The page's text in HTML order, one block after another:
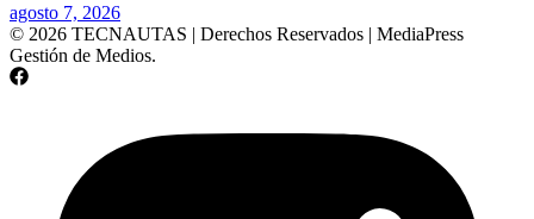
agosto 7, 2026
© 2026 TECNAUTAS | Derechos Reservados | MediaPress
Gestión de Medios.